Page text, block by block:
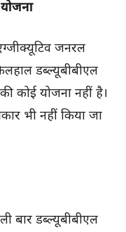
जनरल
डब्ल्यूबीबीएल
कोई योजना नहीं है।
भी नहीं किया जा
बार डब्ल्यूबीबीएल